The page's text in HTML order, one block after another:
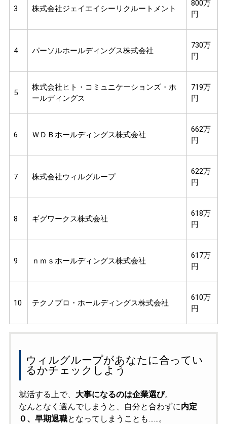
3 株式会社ジェイエイシーリクルートメント
800万
円
4 パーソルホールディングス株式会社
730万
円
5
株式会社ヒト・コミュニケーションズ・ホ
ールディングス
719万
円
6 ＷＤＢホールディングス株式会社
662万
円
7 株式会社ウィルグループ
622万
円
8 ギグワークス株式会社
618万
円
9 ｎｍｓホールディングス株式会社
617万
円
10 テクノプロ・ホールディングス株式会社
610万
円
ウィルグループがあなたに合ってい
るかチェックしよう
就活する上で、 大事になるのは企業選び。
なんとなく選んでしまうと、自分と合わずに内定
０、早期退職となってしまうことも……。